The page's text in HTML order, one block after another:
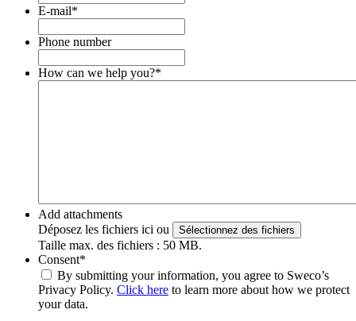
E-mail*
Phone number
How can we help you?*
Add attachments
Déposez les fichiers ici ou
Sélectionnez des fichiers
Taille max. des fichiers : 50 MB.
Consent*
By submitting your information, you agree to Sweco’s
Privacy Policy. Click here to learn more about how we protect
your data.